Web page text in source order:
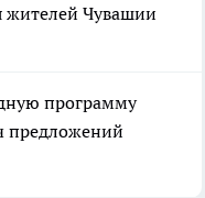
жителей Чувашии
программу
предложений